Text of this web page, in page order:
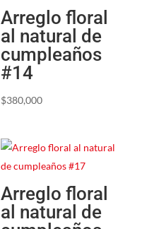
Arreglo floral
al natural de
cumpleaños
#14
$380,000
Arreglo floral
al natural de